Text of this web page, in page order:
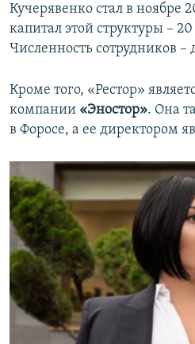
Кучерявенко стал в ноябре
капитал этой структуры –
Численность сотрудников –
Кроме того, «Рестор»
компании «Эностор». Она
в Форосе, а ее директором